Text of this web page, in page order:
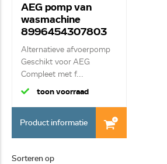
AEG pomp van
wasmachine
8996454307803
Alternatieve afvoerpomp
Geschikt voor AEG
Compleet met f...
toon voorraad
Product informatie
Sorteren op